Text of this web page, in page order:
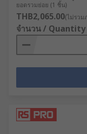
ยอดรวมย่อย (1 ชิ้น)
THB2,065.00(ไม่รวม
จำนวน / Quantity